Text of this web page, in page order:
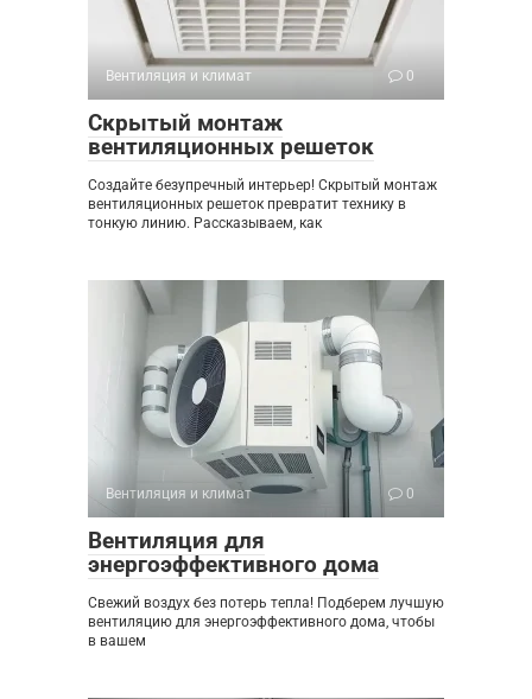
Вентиляция и климат 0
Скрытый монтаж
вентиляционных решеток
Создайте безупречный интерьер! Скрытый монтаж
вентиляционных решеток превратит технику в
тонкую линию. Рассказываем, как
Вентиляция и климат 0
Вентиляция для
энергоэффективного дома
Свежий воздух без потерь тепла! Подберем лучшую
вентиляцию для энергоэффективного дома, чтобы
в вашем